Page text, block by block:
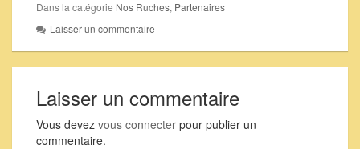
transformation que
notre association
apprécient au plus haut
point. Les intervenants
"marché industriel" du
miel et les dérives.…
Dans la catégorie Nos Ruches, Partenaires
Laisser un commentaire
Laisser un commentaire
Vous devez vous connecter pour publier un
commentaire.